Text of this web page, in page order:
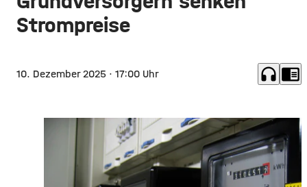
Strompreise
10. Dezember 2025 · 17:00 Uhr headphones chrome_reader_mode